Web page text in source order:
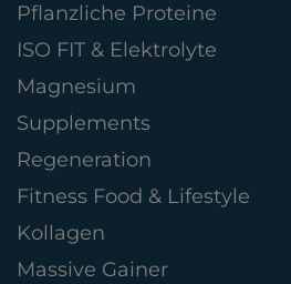
Pflanzliche Proteine
ISO FIT & Elektrolyte
Magnesium
Supplements
Regeneration
Fitness Food & Lifestyle
Kollagen
Massive Gainer